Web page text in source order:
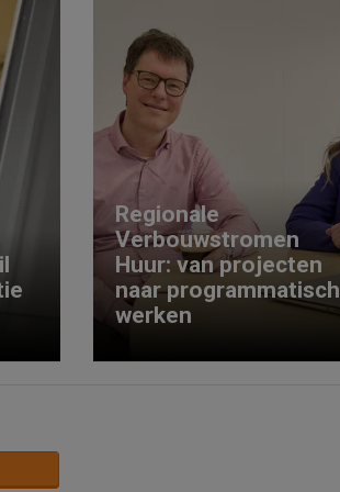
Regionale
Verbouwstromen
Huur: van projecten
naar programmatisch
werken